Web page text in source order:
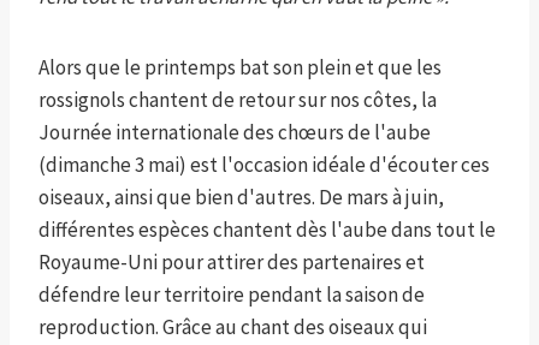
Alors que le printemps bat son plein et que les
rossignols chantent de retour sur nos côtes, la
Journée internationale des chœurs de l'aube
(dimanche 3 mai) est l'occasion idéale d'écouter ces
oiseaux, ainsi que bien d'autres. De mars à juin,
différentes espèces chantent dès l'aube dans tout le
Royaume-Uni pour attirer des partenaires et
défendre leur territoire pendant la saison de
reproduction. Grâce au chant des oiseaux qui